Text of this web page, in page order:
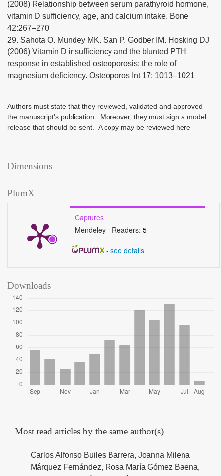
(2008) Relationship between serum parathyroid hormone,
vitamin D sufficiency, age, and calcium intake. Bone
42:267–270
29. Sahota O, Mundey MK, San P, Godber IM, Hosking DJ
(2006) Vitamin D insufficiency and the blunted PTH
response in established osteoporosis: the role of
magnesium deficiency. Osteoporos Int 17: 1013–1021
Authors must state that they reviewed, validated and approved
the manuscript's publication. Moreover, they must sign a model
release that should be sent. A copy may be reviewed here
Dimensions
PlumX
Captures
Mendeley - Readers: 5
- see details
Downloads
Most read articles by the same author(s)
Carlos Alfonso Builes Barrera, Joanna Milena
Márquez Fernández, Rosa María Gómez Baena,